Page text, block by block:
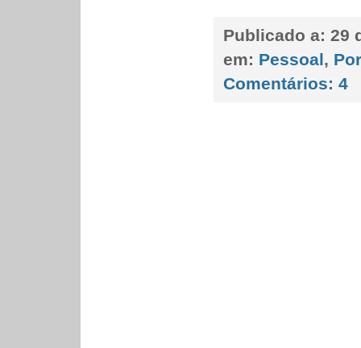
Publicado a: 29
em: Pessoal,
Comentários: 4